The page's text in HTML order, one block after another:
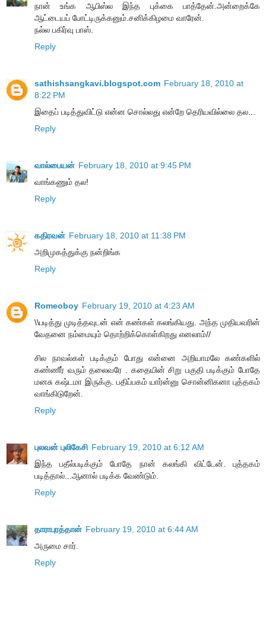
நான் உங்க ஆபிஸ்ல இந்த புக்கை பாத்தேன்.அன்றைக்கே
ஆட்டையப் போட்டிருக்கனும்.சனிக்கிழமை வாரேன்.
நல்ல பகிர்வு பாஸ்.
Reply
sathishsangkavi.blogspot.com February 18, 2010 at
8:22 PM
இதைப் படித்துவிட்டு என்ன சொல்லது என்றே தெரியவில்லை தல...
Reply
வால்பையன் February 18, 2010 at 9:45 PM
வாங்கணும் தல!
Reply
கதிரவன் February 18, 2010 at 11:38 PM
அறிமுகத்துக்கு நன்றிங்க
Reply
Romeoboy February 19, 2010 at 4:23 AM
\\படித்து முடித்தவுடன் என் கண்கள் கலங்கியது. அந்த முதியவரின்
வேதனை நம்மையும் தொற்றிக்கொள்கிறது எனலாம்//
சில நாவல்கள் படிக்கும் போது என்னை அறியாமலே கண்களில்
கண்ணீர் வரும் தலைவரே . கதையின் சிறு பகுதி படிக்கும் போதே
மனசு கஷ்டமா இருக்கு. பதிப்பகம் யார்ன்னு சொன்னிகனா புத்தகம்
வாங்கிடுறேன்.
Reply
புலவன் புலிகேசி February 19, 2010 at 6:12 AM
இந்த பதீல்படிக்கும் போதே நான் கலங்கி விட்டேன். புத்தகம்
படித்தால்...ஆனால் படிக்க வேண்டும்.
Reply
தாராபுரத்தான் February 19, 2010 at 6:44 AM
அருமை சார்.
Reply